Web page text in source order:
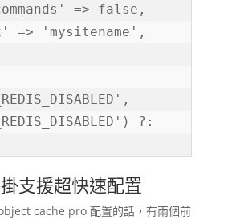
=> false,
=> 'mysitename',
?:
支援超快速配置
cache pro 配置的話，有兩個前